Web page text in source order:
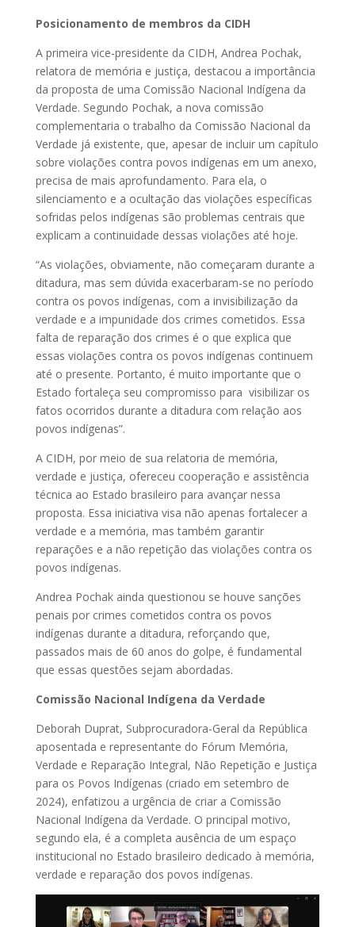
Posicionamento de membros da CIDH
A primeira vice-presidente da CIDH, Andrea Pochak,
relatora de memória e justiça, destacou a importância
da proposta de uma Comissão Nacional Indígena da
Verdade. Segundo Pochak, a nova comissão
complementaria o trabalho da Comissão Nacional da
Verdade já existente, que, apesar de incluir um capítulo
sobre violações contra povos indígenas em um anexo,
precisa de mais aprofundamento. Para ela, o
silenciamento e a ocultação das violações específicas
sofridas pelos indígenas são problemas centrais que
explicam a continuidade dessas violações até hoje.
“As violações, obviamente, não começaram durante a
ditadura, mas sem dúvida exacerbaram-se no período
contra os povos indígenas, com a invisibilização da
verdade e a impunidade dos crimes cometidos. Essa
falta de reparação dos crimes é o que explica que
essas violações contra os povos indígenas continuem
até o presente. Portanto, é muito importante que o
Estado fortaleça seu compromisso para visibilizar os
fatos ocorridos durante a ditadura com relação aos
povos indígenas”.
A CIDH, por meio de sua relatoria de memória,
verdade e justiça, ofereceu cooperação e assistência
técnica ao Estado brasileiro para avançar nessa
proposta. Essa iniciativa visa não apenas fortalecer a
verdade e a memória, mas também garantir
reparações e a não repetição das violações contra os
povos indígenas.
Andrea Pochak ainda questionou se houve sanções
penais por crimes cometidos contra os povos
indígenas durante a ditadura, reforçando que,
passados mais de 60 anos do golpe, é fundamental
que essas questões sejam abordadas.
Comissão Nacional Indígena da Verdade
Deborah Duprat, Subprocuradora-Geral da República
aposentada e representante do Fórum Memória,
Verdade e Reparação Integral, Não Repetição e Justiça
para os Povos Indígenas (criado em setembro de
2024), enfatizou a urgência de criar a Comissão
Nacional Indígena da Verdade. O principal motivo,
segundo ela, é a completa ausência de um espaço
institucional no Estado brasileiro dedicado à memória,
verdade e reparação dos povos indígenas.